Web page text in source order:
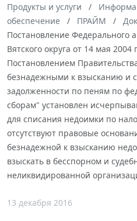
Продукты и услуги
обеспечение
ПРАЙМ
Постановление Федерального
Вятского округа от 14 мая
Постановлением
безнадежными к взысканию и
задолженности по пеням по
сборам" установлен
для списания недоимки по
отсутствуют правовые
безнадежной к взысканию
взыскать в бесспорном и
неликвидированной
13 декабря 2016